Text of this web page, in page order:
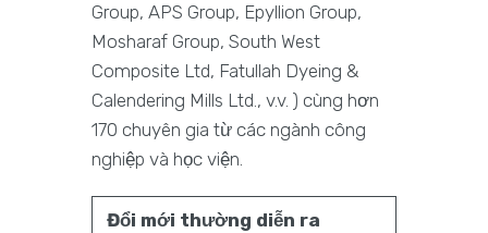
Group, APS Group, Epyllion Group,
Mosharaf Group, South West
Composite Ltd, Fatullah Dyeing &
Calendering Mills Ltd., v.v. ) cùng hơn
170 chuyên gia từ các ngành công
nghiệp và học viện.
Đổi mới thường diễn ra